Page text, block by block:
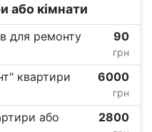
або кімнати
для ремонту
90
грн
квартири
6000
грн
або
2800